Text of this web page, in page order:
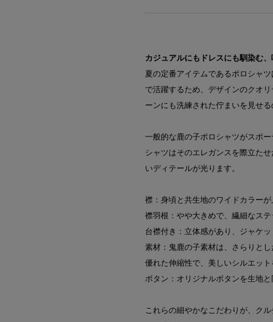
カジュアルにもドレスにも馴染む
夏の定番アイテムであるポロシャ
で活躍するため、デザインのクオ
ーンにも洗練された佇まいを見せ
一般的な鹿の子ポロシャツがスポ
シャツはそのエレガンスを際立た
いディテールが光ります。
襟：身頃と共生地のワイドカラーが
襟羽根：やや大きめで、繊細なス
台襟付き：立体感があり、ジャケ
素材：鬼鹿の子素材は、さらりと
優れた伸縮性で、美しいシルエット
ボタン：オリジナルボタンを生地
これらの細やかなこだわりが、ク